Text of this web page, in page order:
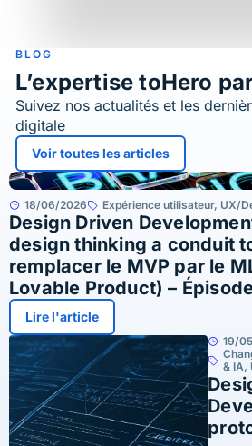
BLOG
L’expertise toHero
Suivez nos actualités et les
digitale
Voir toutes les articles
18/06/2026 Expérience utilisateur, UX/
Design Driven
design thinking a conduit
remplacer le MVP par le
Lovable Product) –
Lire l'article
19/
& IA,